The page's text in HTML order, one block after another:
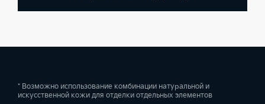
* Возможно использование комбинации натуральной и
искусственной кожи для отделки отдельных элементов